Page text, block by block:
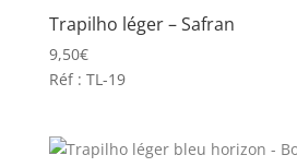
Trapilho léger – Safran
9,50€
Réf : TL-19